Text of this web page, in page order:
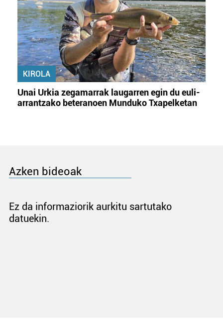
KIROLA
Unai Urkia zegamarrak laugarren egin du euli-
arrantzako beteranoen Munduko Txapelketan
Azken bideoak
Ez da informaziorik aurkitu sartutako
datuekin.